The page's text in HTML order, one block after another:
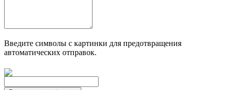
Введите символы с картинки для предотвращения
автоматических отправок.